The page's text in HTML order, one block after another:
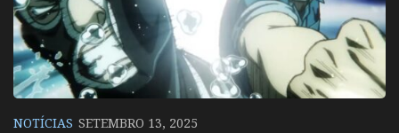
NOTÍCIAS SETEMBRO 13, 2025